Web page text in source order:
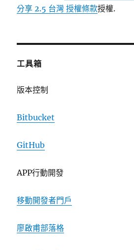
分享 2.5 台灣 授權條款授權.
工具箱
版本控制
Bitbucket
GitHub
APP行動開發
移動開發者門戶
廖啟甫部落格